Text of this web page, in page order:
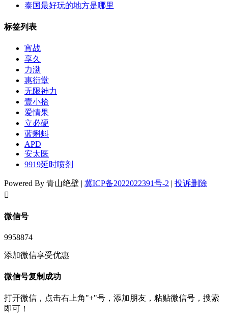
泰国最好玩的地方是哪里
标签列表
宵战
享久
力渤
惠衍堂
无限神力
壹小拾
爱情果
立必硬
蓝蝌蚪
APD
安太医
9919延时喷剂
Powered By 青山绝壁 | 冀ICP备2022022391号-2 | 投诉删除
󦘖
微信号
9958874
添加微信享受优惠
微信号复制成功
打开微信，点击右上角"+"号，添加朋友，粘贴微信号，搜索
即可！